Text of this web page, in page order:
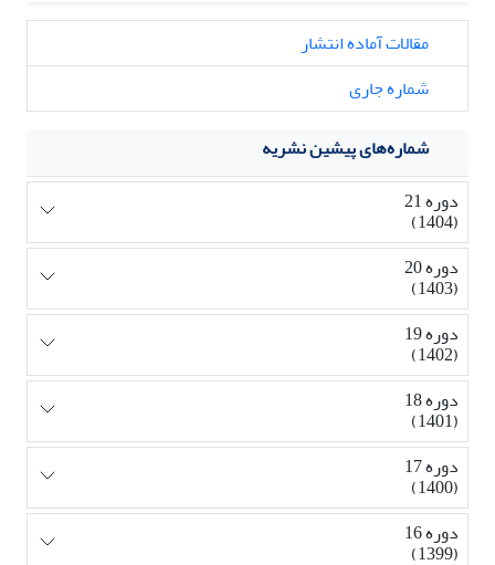
مقالات آماده انتشار
شماره جاری
شماره‌های پیشین نشریه
دوره 21
(1404)
دوره 20
(1403)
دوره 19
(1402)
دوره 18
(1401)
دوره 17
(1400)
دوره 16
(1399)